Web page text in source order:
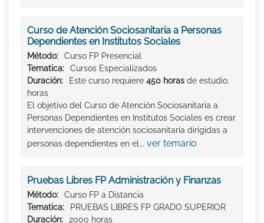
Curso de Atención Sociosanitaria a Personas
Dependientes en Institutos Sociales
Método:
Curso FP Presencial
Tematica:
Cursos Especializados
Duración:
Este curso requiere 450 horas de estudio.
horas
El objetivo del Curso de Atención Sociosanitaria a
Personas Dependientes en Institutos Sociales es crear
intervenciones de atención sociosanitaria dirigidas a
personas dependientes en el... ver temario
Pruebas Libres FP Administración y Finanzas
Método:
Curso FP a Distancia
Tematica:
PRUEBAS LIBRES FP GRADO SUPERIOR
Duración:
2000 horas